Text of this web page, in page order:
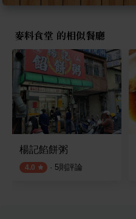
麥料食堂 的相似餐廳
楊記餡餅粥
4.0 · 5則評論